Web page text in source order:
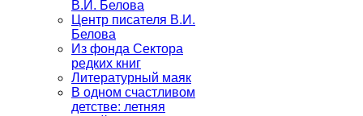
В.И. Белова
Центр писателя В.И.
Белова
Из фонда Сектора
редких книг
Литературный маяк
В одном счастливом
детстве: летняя